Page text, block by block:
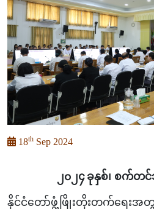
18th Sep 2024
၂၀၂၄ ခုနှစ်၊ စက်တင်
နိုင်ငံတော်ဖွံ့ဖြိုးတိုးတက်ရေး